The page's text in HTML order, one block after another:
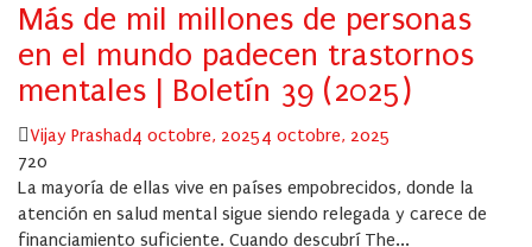
Más de mil millones de personas
en el mundo padecen trastornos
mentales | Boletín 39 (2025)
Author
Vijay PrashadPosted
4 octobre, 20254 octobre, 2025
720
La mayoría de ellas vive en países empobrecidos, donde la
atención en salud mental sigue siendo relegada y carece de
financiamiento suficiente. Cuando descubrí The...